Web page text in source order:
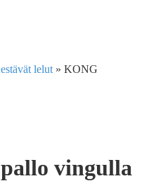
lelut » KONG
vingulla